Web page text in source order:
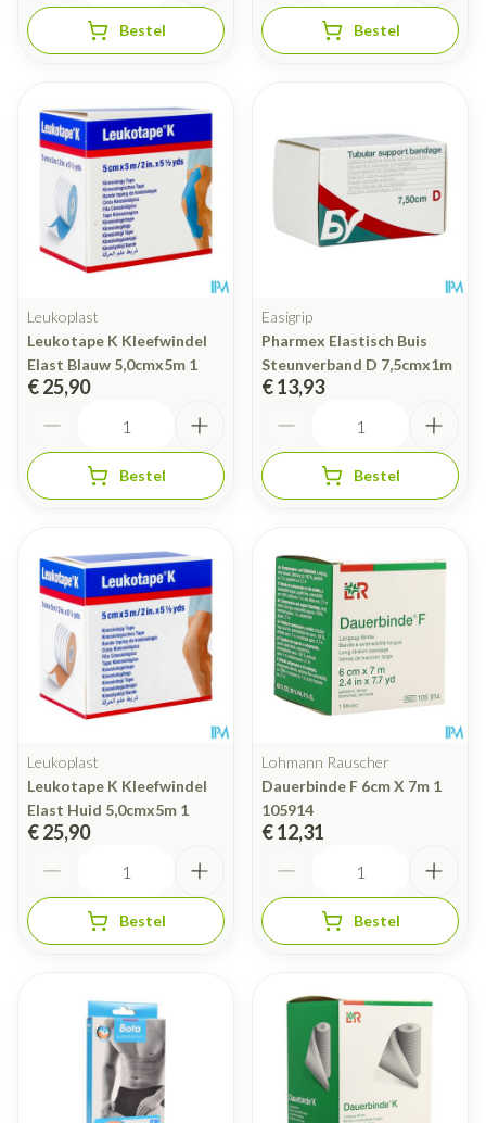
Bestel Bestel
Leukoplast
Leukotape K Kleefwindel
Elast Blauw 5,0cmx5m 1
€ 25,90
Bestel
Easigrip
Pharmex Elastisch Buis
Steunverband D 7,5cmx1m
€ 13,93
Bestel
Leukoplast
Leukotape K Kleefwindel
Elast Huid 5,0cmx5m 1
€ 25,90
Bestel
Lohmann Rauscher
Dauerbinde F 6cm X 7m 1
105914
€ 12,31
Bestel